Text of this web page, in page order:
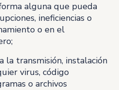
alguna que pueda
ineficiencias o
o en el
la transmisión, instalación
virus, código
o archivos